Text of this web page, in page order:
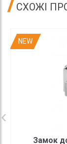
СХОЖІ
NEW
Замок